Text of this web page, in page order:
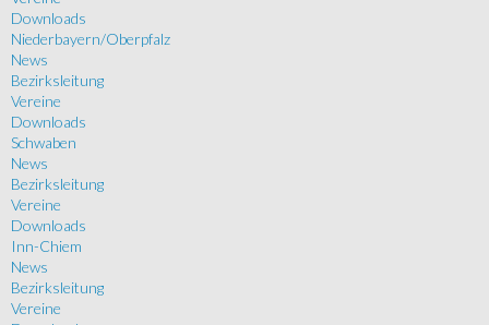
Downloads
Niederbayern/Oberpfalz
News
Bezirksleitung
Vereine
Downloads
Schwaben
News
Bezirksleitung
Vereine
Downloads
Inn-Chiem
News
Bezirksleitung
Vereine